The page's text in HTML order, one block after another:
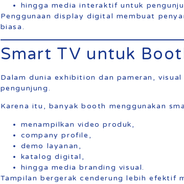
hingga media interaktif untuk
Penggunaan display digital membuat
biasa.
Smart TV untuk
Dalam dunia exhibition dan pameran,
pengunjung.
Karena itu, banyak booth menggunakan
menampilkan video produk,
company profile,
demo layanan,
katalog digital,
hingga media branding visual.
Tampilan bergerak cenderung lebih efektif